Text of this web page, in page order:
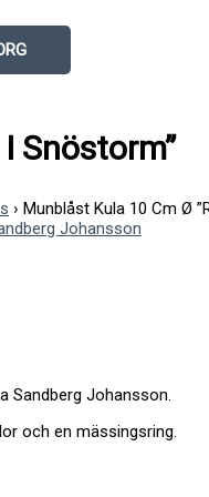
Snöstorm”
› Munblåst Kula 10 Cm Ø
Johansson
Sandberg Johansson.
och en mässingsring.